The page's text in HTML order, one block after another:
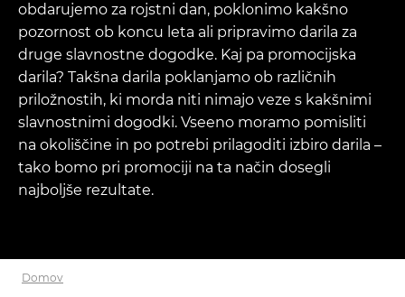
obdarujemo za rojstni dan, poklonimo kakšno
pozornost ob koncu leta ali pripravimo darila za
druge slavnostne dogodke. Kaj pa promocijska
darila? Takšna darila poklanjamo ob različnih
priložnostih, ki morda niti nimajo veze s kakšnimi
slavnostnimi dogodki. Vseeno moramo pomisliti
na okoliščine in po potrebi prilagoditi izbiro darila –
tako bomo pri promociji na ta način dosegli
najboljše rezultate.
Domov